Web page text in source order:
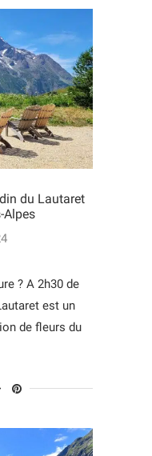
du Lautaret
Alpes
? A 2h30 de
est un
de fleurs du